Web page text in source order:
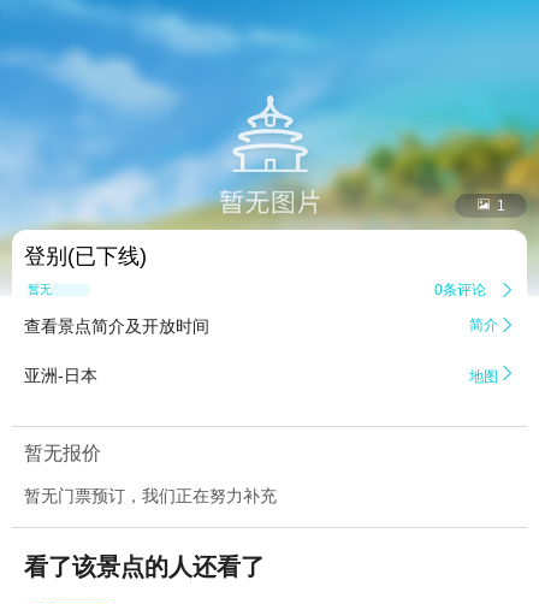
 1
登别(已下线)
暂无点评 0条评论 
查看景点简介及开放时间 简介 
亚洲-日本 地图 
暂无报价
暂无门票预订，我们正在努力补充
看了该景点的人还看了